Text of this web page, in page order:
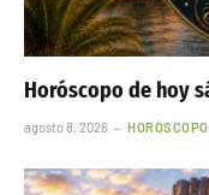
Horóscopo de hoy
agosto 8, 2026 HORÓSCOPO